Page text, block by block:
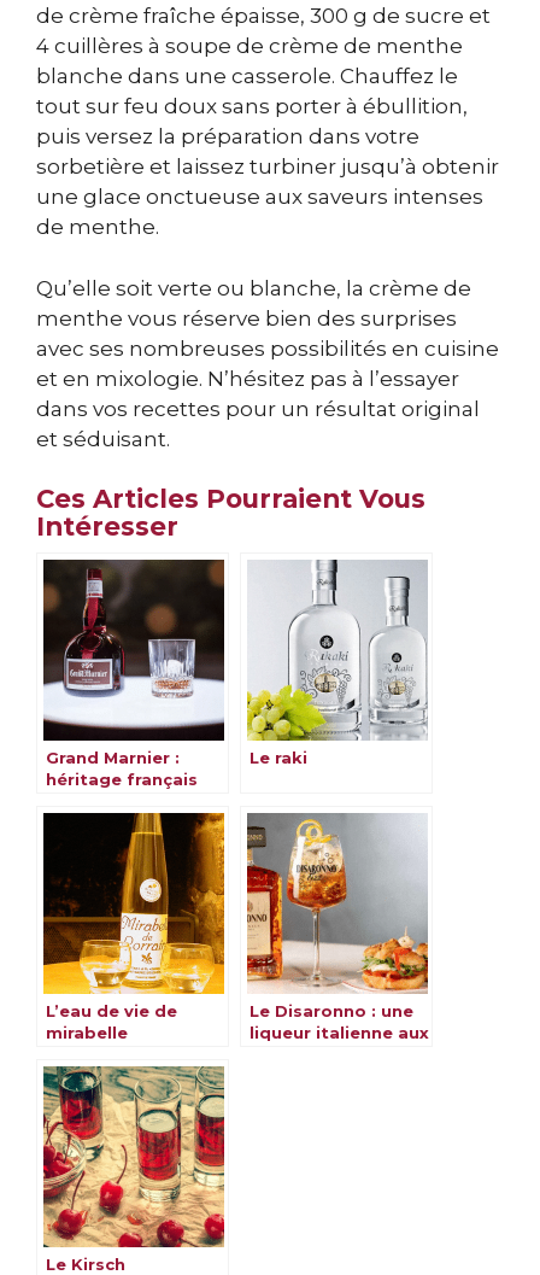
de crème fraîche épaisse, 300 g de sucre et
4 cuillères à soupe de crème de menthe
blanche dans une casserole. Chauffez le
tout sur feu doux sans porter à ébullition,
puis versez la préparation dans votre
sorbetière et laissez turbiner jusqu’à obtenir
une glace onctueuse aux saveurs intenses
de menthe.
Qu’elle soit verte ou blanche, la crème de
menthe vous réserve bien des surprises
avec ses nombreuses possibilités en cuisine
et en mixologie. N’hésitez pas à l’essayer
dans vos recettes pour un résultat original
et séduisant.
Ces Articles Pourraient Vous
Intéresser
Grand Marnier :
héritage français
traditions
Le raki
L’eau de vie de
mirabelle
Le Disaronno : une
liqueur italienne aux
Le Kirsch